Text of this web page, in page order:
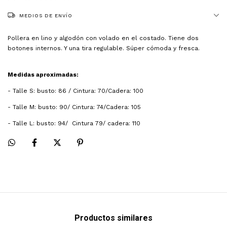
MEDIOS DE ENVÍO
Pollera en lino y algodón con volado en el costado. Tiene dos
botones internos. Y una tira regulable. Súper cómoda y fresca.
Medidas aproximadas:
- Talle S: busto: 86 / Cintura: 70/Cadera: 100
- Talle M: busto: 90/ Cintura: 74/Cadera: 105
- Talle L: busto: 94/ Cintura 79/ cadera: 110
Productos similares